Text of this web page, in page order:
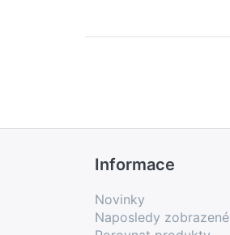
Informace
Novinky
Naposledy zobrazené